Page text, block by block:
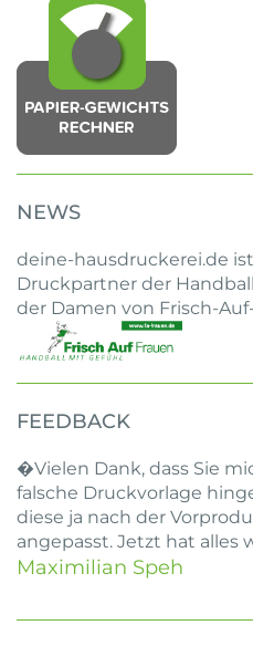
NEWS
deine-hausdruckerei.de
Druckpartner der
der Damen von Frisch-
FEEDBACK
�Vielen Dank, dass Sie
falsche Druckvorlage
diese ja nach der
angepasst. Jetzt hat alles
Maximilian Speh